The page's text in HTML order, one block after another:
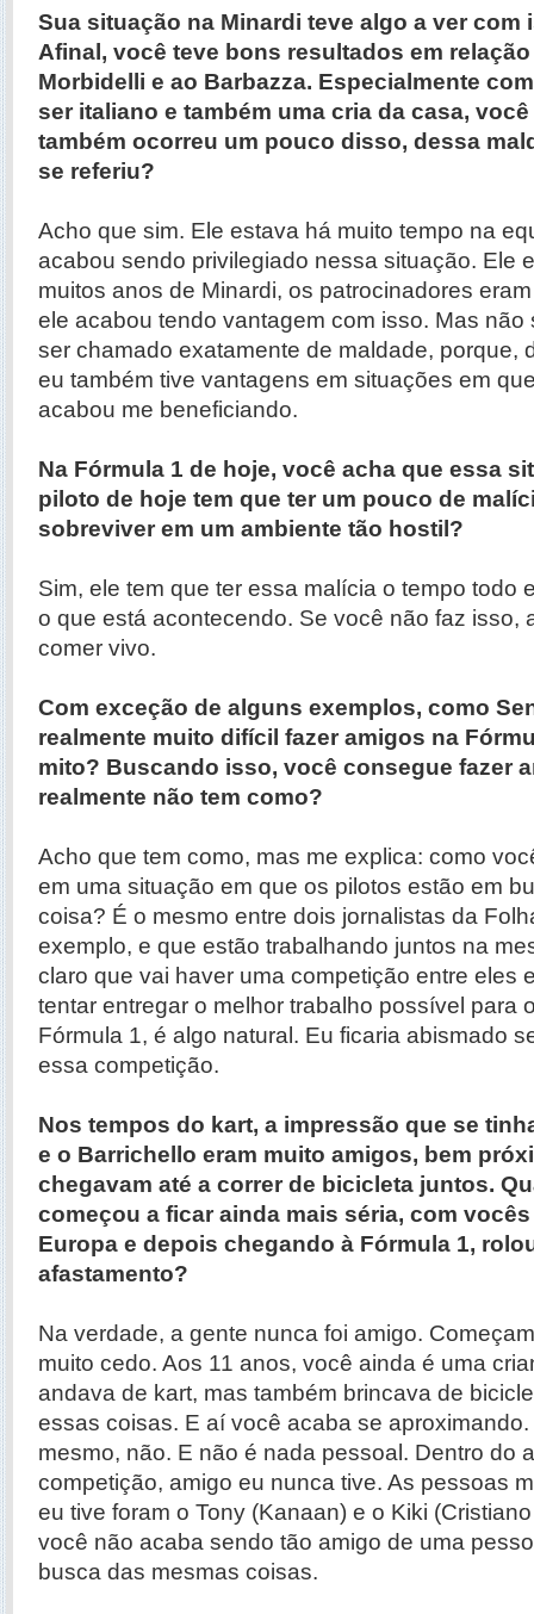
Sua situação na Minardi teve algo a ver com
Afinal, você teve bons resultados em
Morbidelli e ao Barbazza. Especialmente
ser italiano e também uma cria da casa,
também ocorreu um pouco disso, dessa
se referiu?
Acho que sim. Ele estava há muito tempo na
acabou sendo privilegiado nessa situação. Ele
muitos anos de Minardi, os patrocinadores
ele acabou tendo vantagem com isso. Mas não
ser chamado exatamente de maldade, porque,
eu também tive vantagens em situações em
acabou me beneficiando.
Na Fórmula 1 de hoje, você acha que essa
piloto de hoje tem que ter um pouco de
sobreviver em um ambiente tão hostil?
Sim, ele tem que ter essa malícia o tempo todo
o que está acontecendo. Se você não faz isso,
comer vivo.
Com exceção de alguns exemplos, como
realmente muito difícil fazer amigos na
mito? Buscando isso, você consegue fazer
realmente não tem como?
Acho que tem como, mas me explica: como
em uma situação em que os pilotos estão em
coisa? É o mesmo entre dois jornalistas da
exemplo, e que estão trabalhando juntos na
claro que vai haver uma competição entre eles
tentar entregar o melhor trabalho possível para
Fórmula 1, é algo natural. Eu ficaria abismado
essa competição.
Nos tempos do kart, a impressão que se
e o Barrichello eram muito amigos, bem
chegavam até a correr de bicicleta juntos.
começou a ficar ainda mais séria, com
Europa e depois chegando à Fórmula 1,
afastamento?
Na verdade, a gente nunca foi amigo.
muito cedo. Aos 11 anos, você ainda é uma
andava de kart, mas também brincava de
essas coisas. E aí você acaba se
mesmo, não. E não é nada pessoal. Dentro do
competição, amigo eu nunca tive. As pessoas
eu tive foram o Tony (Kanaan) e o Kiki
você não acaba sendo tão amigo de uma
busca das mesmas coisas.